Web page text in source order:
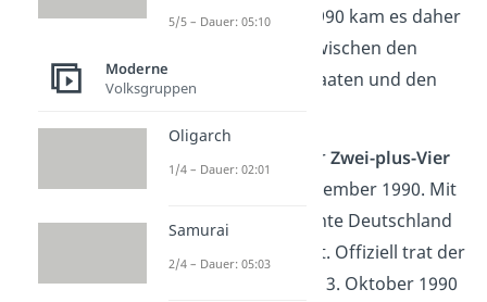
Bereits im Februar 1990 kam es daher
zu Verhandlungen zwischen den
beiden deutschen Staaten und den
Das Ergebnis war derZwei-plus-Vier
vom 12. September 1990. Mit
ihm erhielt das vereinte Deutschland
die volle Souveränität. Offiziell trat der
Einigungsvertrag am 3. Oktober 1990
5/5 – Dauer: 05:10
Moderne
Volksgruppen
Oligarch
1/4 – Dauer: 02:01
Samurai
2/4 – Dauer: 05:03